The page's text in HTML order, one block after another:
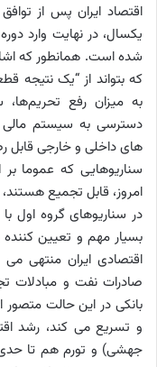
اقتصاد ایران پس از
یکسال، در نهایت وارد
شده است. همانطور که
که بتواند از “یک نتیجه
به میزان رفع تحریم‌ها،
دسترسی به سیستم مالی
های داخلی و خارجی
سناریوهایی که عموما
امروز، قابل تجمیع
در سناریوهای گروه اول
بسیار مهم و تعیین
اقتصادی ایران منتهی
صادرات نفت و مبادلات
بانکی در این حالت متصور
و تسریع می کند، رشد
جهشی) و تورم هم تا